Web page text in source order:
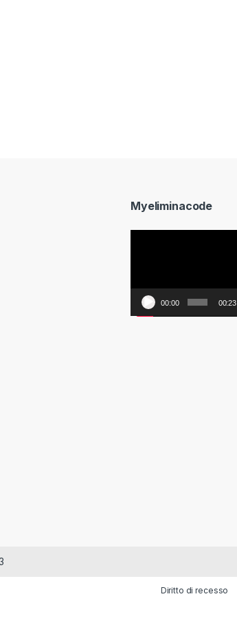
Myeliminacode
00:00 00:23
Diritto di recesso